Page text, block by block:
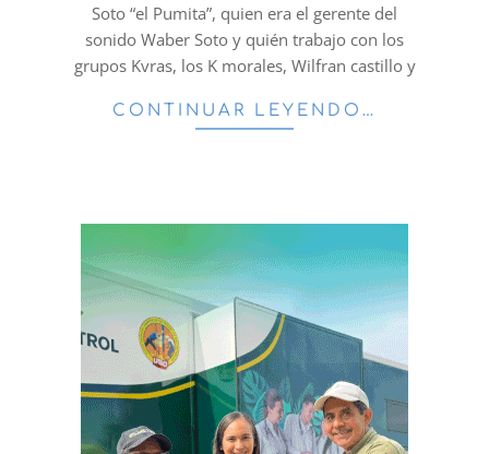
Soto “el Pumita”, quien era el gerente del
sonido Waber Soto y quién trabajo con los
grupos Kvras, los K morales, Wilfran castillo y
CONTINUAR LEYENDO…